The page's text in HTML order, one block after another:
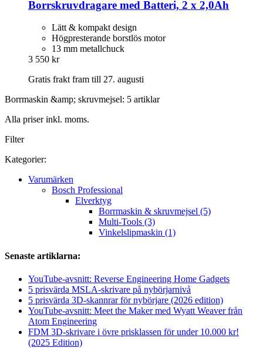
Borrskruvdragare med Batteri, 2 x 2,0Ah
Lätt & kompakt design
Högpresterande borstlös motor
13 mm metallchuck
3 550 kr
Gratis frakt fram till 27. augusti
Borrmaskin &amp; skruvmejsel: 5 artiklar
Alla priser inkl. moms.
Filter
Kategorier:
Varumärken
Bosch Professional
Elverktyg
Borrmaskin & skruvmejsel (5)
Multi-Tools (3)
Vinkelslipmaskin (1)
Senaste artiklarna:
YouTube-avsnitt: Reverse Engineering Home Gadgets
5 prisvärda MSLA-skrivare på nybörjarnivå
5 prisvärda 3D-skannrar för nybörjare (2026 edition)
YouTube-avsnitt: Meet the Maker med Wyatt Weaver från
Atom Engineering
FDM 3D-skrivare i övre prisklassen för under 10.000 kr!
(2025 Edition)